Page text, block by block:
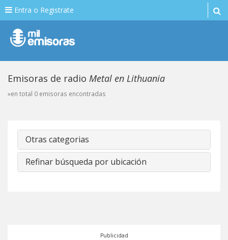
Entra o Registrate
Emisoras de radio Metal en Lithuania
»en total 0 emisoras encontradas
Otras categorias
Refinar búsqueda por ubicación
Publicidad